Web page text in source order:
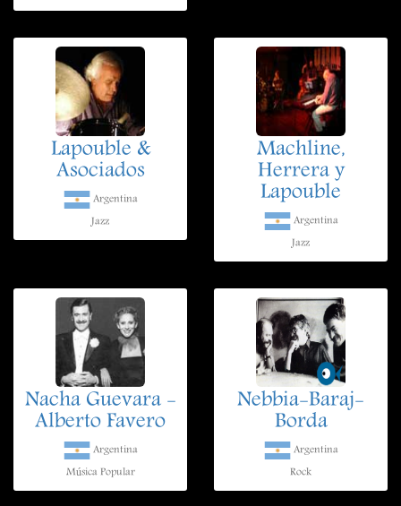
Lapouble &
Asociados
Argentina
Jazz
Machline,
Herrera y
Lapouble
Argentina
Jazz
Nacha Guevara -
Alberto Favero
Argentina
Música Popular
Nebbia-Baraj-
Borda
Argentina
Rock